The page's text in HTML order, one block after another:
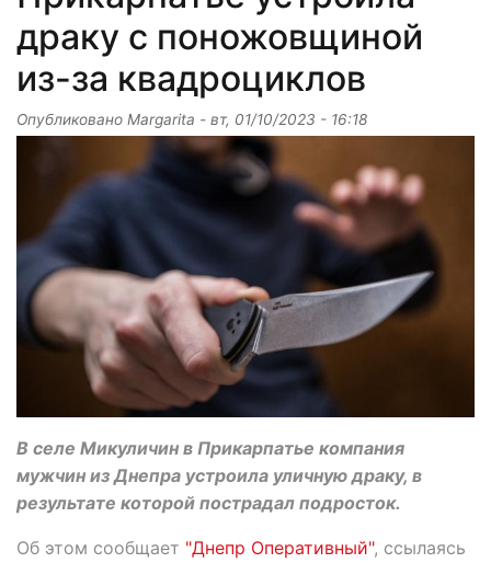
драку с поножовщиной
из-за квадроциклов
Опубликовано Margarita - вт, 01/10/2023 - 16:18
В селе Микуличин в Прикарпатье компания
мужчин из Днепра устроила уличную драку, в
результате которой пострадал подросток.
Об этом сообщает "Днепр Оперативный", ссылаясь